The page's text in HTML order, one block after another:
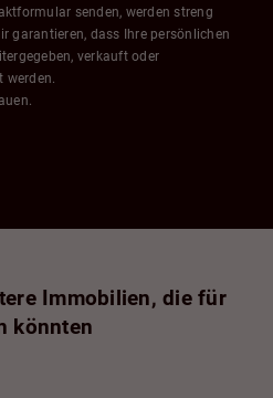
senden, werden streng
garantieren, dass Ihre persönlichen
verkauft oder
Immobilien, die für
könnten